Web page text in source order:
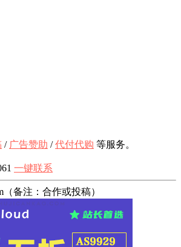
/ 广告赞助 /代付代购 等服务。
一键联系
（备注：合作或投稿）